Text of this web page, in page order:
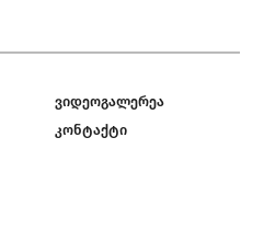
ვიდეოგალერეა
კონტაქტი